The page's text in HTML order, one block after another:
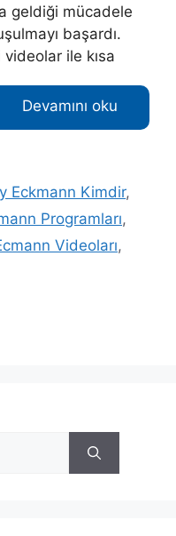
geldiği mücadele
başardı.
ile kısa
Devamını oku
Eckmann Kimdir,
Programları,
Videoları,